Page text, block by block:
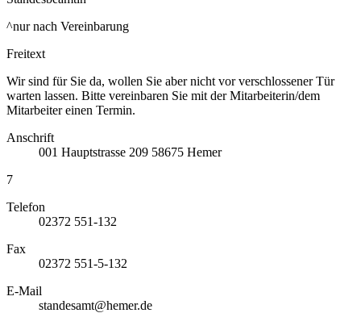
^nur nach Vereinbarung
Freitext
Wir sind für Sie da, wollen Sie aber nicht vor verschlossener Tür
warten lassen. Bitte vereinbaren Sie mit der Mitarbeiterin/dem
Mitarbeiter einen Termin.
Anschrift
001 Hauptstrasse 209 58675 Hemer
7
Telefon
02372 551-132
Fax
02372 551-5-132
E-Mail
standesamt@hemer.de